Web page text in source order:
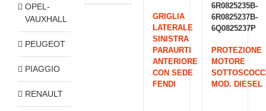
GRIGLIA
LATERALE
SINISTRA
PARAURTI
ANTERIORE
CON SEDE
FENDI
6R0825235B-
6R0825237B-
6Q0825237P
PROTEZIONE
MOTORE
MOD. DIESEL
OPEL-
VAUXHALL
PEUGEOT
PIAGGIO
RENAULT